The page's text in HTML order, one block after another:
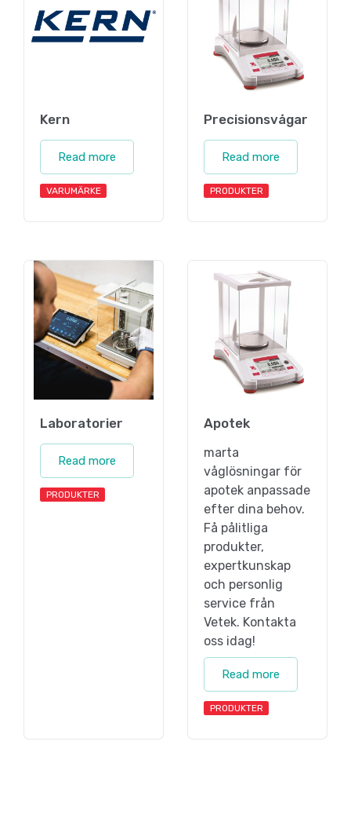
Kern
Read more
VARUMÄRKE
Precisionsvågar
Read more
PRODUKTER
Laboratorier
Read more
PRODUKTER
Apotek
marta
våglösningar för
apotek anpassade
efter dina behov.
Få pålitliga
produkter,
expertkunskap
och personlig
service från
Vetek. Kontakta
oss idag!
Read more
PRODUKTER